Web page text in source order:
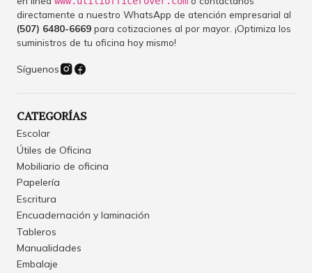
directamente a nuestro WhatsApp de atención empresarial al
(507) 6480-6669 para cotizaciones al por mayor. ¡Optimiza los
suministros de tu oficina hoy mismo!
Síguenos
CATEGORÍAS
Escolar
Útiles de Oficina
Mobiliario de oficina
Papelería
Escritura
Encuadernación y laminación
Tableros
Manualidades
Embalaje